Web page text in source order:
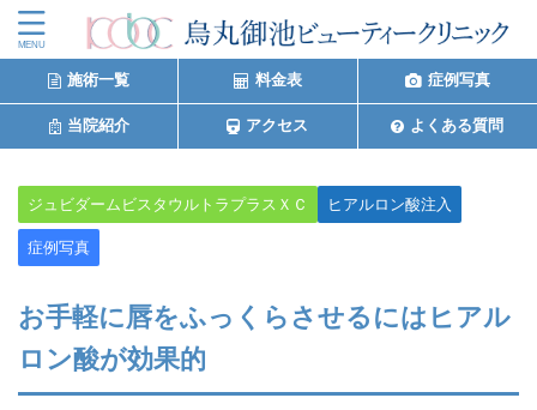
施術一覧 料金表 症例写真
当院紹介 アクセス よくある質問
ジュビダームビスタウルトラプラスＸＣ ヒアルロン酸注入
症例写真
お手軽に唇をふっくらさせるにはヒアル
ロン酸が効果的